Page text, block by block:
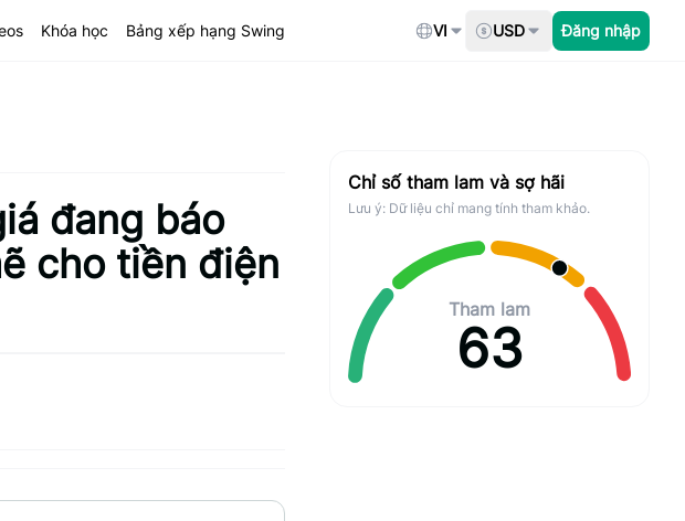
Khóa học Bảng xếp hạng Swing VI USD Đăng nhập
đang báo
cho tiền điện
Chỉ số tham lam và sợ hãi
Lưu ý: Dữ liệu chỉ mang tính tham khảo.
Tham lam
63